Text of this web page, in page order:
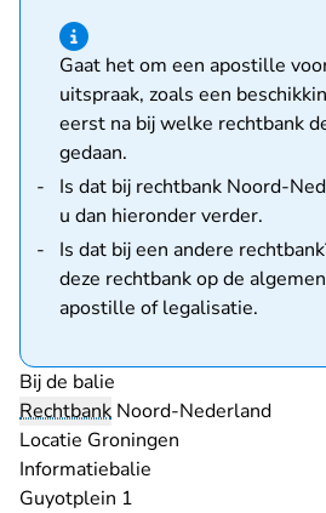
Hint van type informatie
Gaat het om een apostille
uitspraak, zoals een
eerst na bij welke rechtbank
gedaan.
Is dat bij rechtbank Noord-
u dan hieronder verder.
Is dat bij een andere
deze rechtbank op de
apostille of legalisatie.
Bij de balie
Rechtbank Noord-Nederland
Locatie Groningen
Informatiebalie
Guyotplein 1